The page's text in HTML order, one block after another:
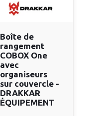
Boîte de
rangement
COBOX One
avec
organiseurs
sur couvercle -
DRAKKAR
ÉQUIPEMENT